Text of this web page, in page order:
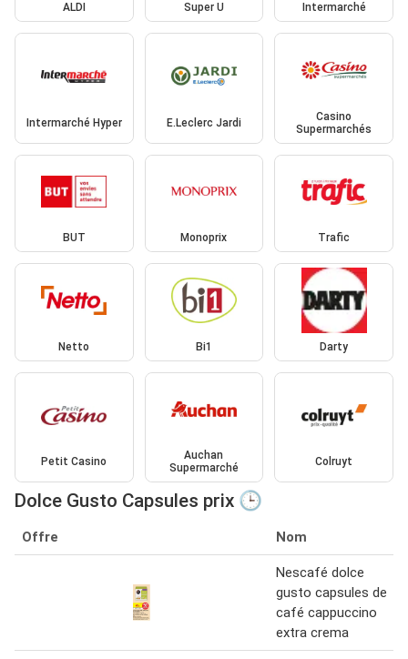
ALDI Super U Intermarché
Intermarché Hyper E.Leclerc Jardi
Casino
Supermarchés
BUT Monoprix Trafic
Netto Bi1 Darty
Petit Casino
Auchan
Supermarché
Colruyt
Dolce Gusto Capsules prix 🕒
Offre Nom
Nescafé dolce
gusto capsules de
café cappuccino
extra crema